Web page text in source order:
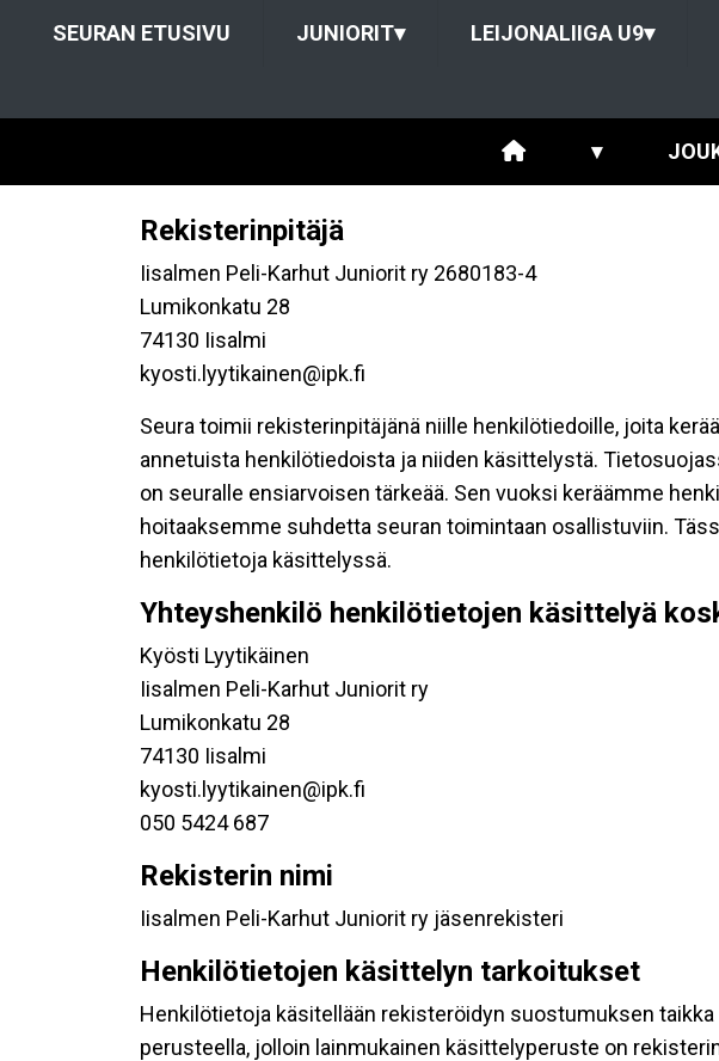
SEURAN ETUSIVU JUNIORIT▾ LEIJONALIIGA U9▾
▾
Rekisterinpitäjä
Iisalmen Peli-Karhut Juniorit ry 2680183-4
Lumikonkatu 28
74130 Iisalmi
kyosti.lyytikainen@ipk.fi
Seura toimii rekisterinpitäjänä niille henkilötiedoille, joita
annetuista henkilötiedoista ja niiden käsittelystä.
on seuralle ensiarvoisen tärkeää. Sen vuoksi keräämme
hoitaaksemme suhdetta seuran toimintaan osallistuviin.
henkilötietoja käsittelyssä.
Yhteyshenkilö henkilötietojen käsittelyä
Kyösti Lyytikäinen
Iisalmen Peli-Karhut Juniorit ry
Lumikonkatu 28
74130 Iisalmi
kyosti.lyytikainen@ipk.fi
050 5424 687
Rekisterin nimi
Iisalmen Peli-Karhut Juniorit ry jäsenrekisteri
Henkilötietojen käsittelyn tarkoitukset
Henkilötietoja käsitellään rekisteröidyn suostumuksen
perusteella, jolloin lainmukainen käsittelyperuste on